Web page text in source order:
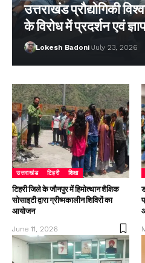
उत्तराखंड प्रौद्योगिकी
के विरोध में प्रदर्शन एवं
Lokesh Badoni July 23, 2026
उत्तराखंड टिहरी शिक्षा
टिहरी जिले के जौनपुर में हिमोत्थान शैक्षिक
सोसाइटी द्वारा ग्रीष्मकालीन शिविरों का
आयोजन
June 11, 2026